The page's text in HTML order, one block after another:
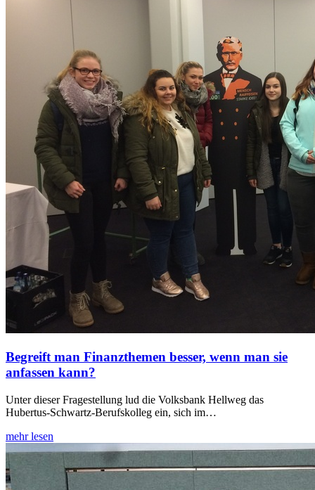
Begreift man Finanzthemen besser, wenn man sie
anfassen kann?
Unter dieser Fragestellung lud die Volksbank Hellweg das
Hubertus-Schwartz-Berufskolleg ein, sich im…
mehr lesen